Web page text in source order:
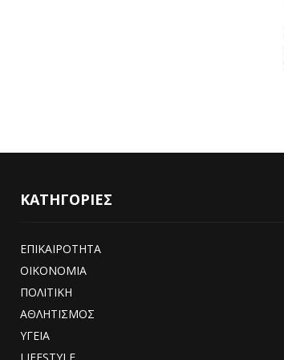
ΚΑΤΗΓΟΡΙΕΣ
ΕΠΙΚΑΙΡΟΤΗΤΑ
ΟΙΚΟΝΟΜΙΑ
ΠΟΛΙΤΙΚΗ
ΑΘΛΗΤΙΣΜΟΣ
ΥΓΕΙΑ